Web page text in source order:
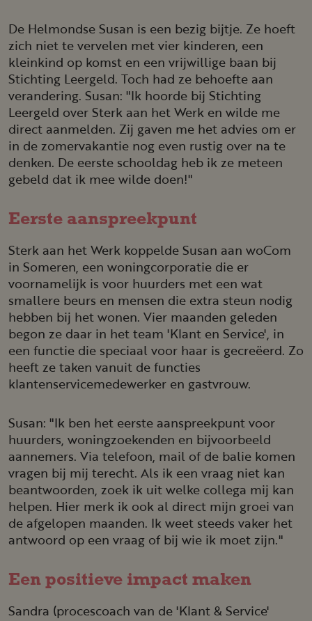
De Helmondse Susan is een bezig bijtje. Ze hoeft
zich niet te vervelen met vier kinderen, een
kleinkind op komst en een vrijwillige baan bij
Stichting Leergeld. Toch had ze behoefte aan
verandering. Susan: "Ik hoorde bij Stichting
Leergeld over Sterk aan het Werk en wilde me
direct aanmelden. Zij gaven me het advies om er
in de zomervakantie nog even rustig over na te
denken. De eerste schooldag heb ik ze meteen
gebeld dat ik mee wilde doen!"
Eerste aanspreek­punt
Sterk aan het Werk koppelde Susan aan woCom
in Someren, een woningcorporatie die er
voornamelijk is voor huurders met een wat
smallere beurs en mensen die extra steun nodig
hebben bij het wonen. Vier maanden geleden
begon ze daar in het team 'Klant en Service', in
een functie die speciaal voor haar is gecreëerd. Zo
heeft ze taken vanuit de functies
klantenservicemedewerker en gastvrouw.
Susan: "Ik ben het eerste aanspreekpunt voor
huurders, woningzoekenden en bijvoorbeeld
aannemers. Via telefoon, mail of de balie komen
vragen bij mij terecht. Als ik een vraag niet kan
beantwoorden, zoek ik uit welke collega mij kan
helpen. Hier merk ik ook al direct mijn groei van
de afgelopen maanden. Ik weet steeds vaker het
antwoord op een vraag of bij wie ik moet zijn."
Een positieve impact maken
Sandra (procescoach van de 'Klant & Service'